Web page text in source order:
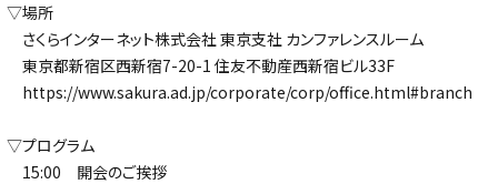
▽場所
さくらインターネット株式会社 東京支社 カンファレンスルーム
東京都新宿区西新宿7-20-1 住友不動産西新宿ビル33F
https://www.sakura.ad.jp/corporate/corp/office.html#branch
▽プログラム
15:00 開会のご挨拶